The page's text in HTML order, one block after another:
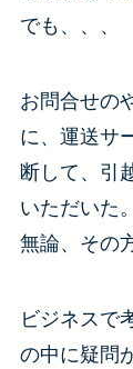
でも、、、
お問合せの
に、運送サ
断して、引
いただいた。
無論、その
ビジネスで
の中に疑問